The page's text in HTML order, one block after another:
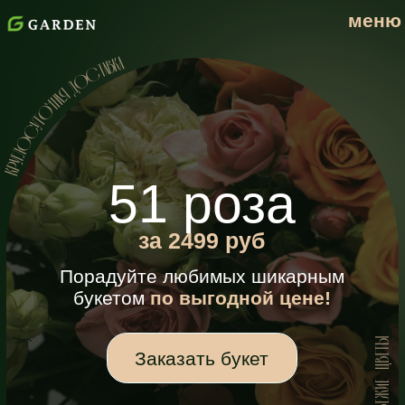
about faq
Full-stack marketing agency
Заказать букет
51 роза
за 2499 руб
Порадуйте любимых шикарным
букетомпо выгодной цене!